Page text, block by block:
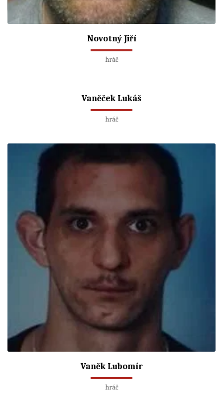
Novotný Jiří
hráč
Vaněček Lukáš
hráč
Vaněk Lubomír
hráč